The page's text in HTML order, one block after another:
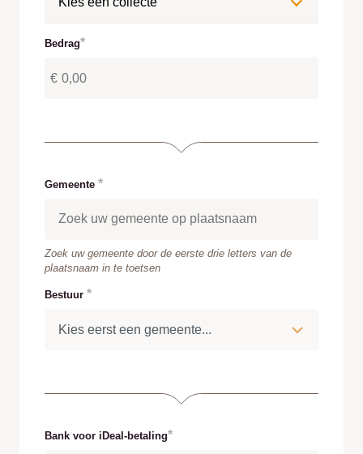
Bedrag
€
Gemeente
Type 3 or more characters for results.
Zoek uw gemeente door de eerste drie letters van de
plaatsnaam in te toetsen
Bestuur
Bank voor iDeal-betaling